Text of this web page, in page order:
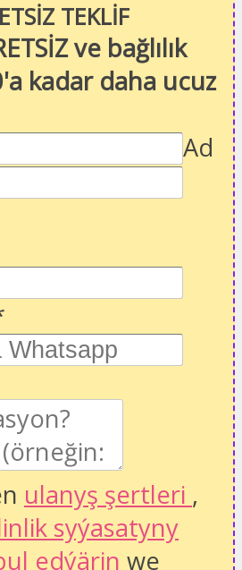
TEKLİF
ve bağlılık
kadar daha ucuz
Ad
ulanyş şertleri ,
syýasatyny
edýärin we